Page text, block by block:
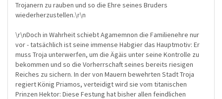
Trojanern zu rauben und so die Ehre seines Bruders
wiederherzustellen.\r\n
\r\nDoch in Wahrheit schiebt Agamemnon die Familienehre nur
vor - tatsächlich ist seine immense Habgier das Hauptmotiv: Er
muss Troja unterwerfen, um die Ägäis unter seine Kontrolle zu
bekommen und so die Vorherrschaft seines bereits riesigen
Reiches zu sichern. In der von Mauern bewehrten Stadt Troja
regiert König Priamos, verteidigt wird sie vom titanischen
Prinzen Hektor: Diese Festung hat bisher allen feindlichen